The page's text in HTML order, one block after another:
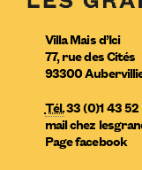
Villa Mais d’Ici
77, rue des Cités
93300
Tél.33 (0)1 43
mailchez
Page facebook